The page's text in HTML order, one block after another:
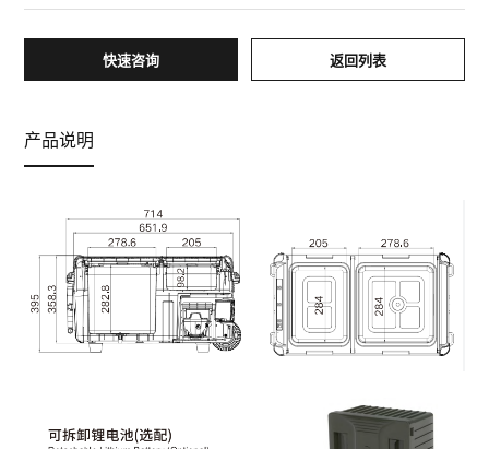
快速咨询 返回列表
产品说明